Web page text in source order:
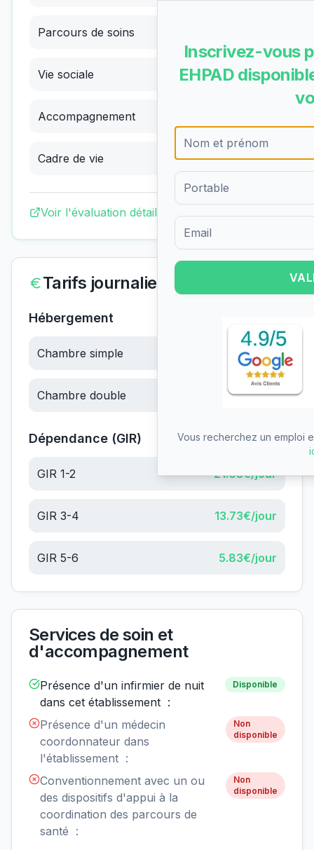
Parcours de soins
Vie sociale 3.97/4(Excellent)
Accompagnement
Cadre de vie 3.70/4(Excellent)
Voir l'évaluation détaillée complète
Tarifs journaliers
Hébergement
Chambre simple 62.18€/jour
Chambre double 62.18€/jour
Dépendance (GIR)
GIR 1-2 21.63€/jour
GIR 3-4 13.73€/jour
GIR 5-6 5.83€/jour
Services de soin et
d'accompagnement
Présence d'un infirmier de nuit
dans cet établissement :
Disponible
Présence d'un médecin
coordonnateur dans
l'établissement :
Non
disponible
Conventionnement avec un ou
des dispositifs d'appui à la
coordination des parcours de
santé :
Non
disponible
Inscrivez-vous
EHPAD
Formulaire d'inscription pour
Vous recherchez un emploi